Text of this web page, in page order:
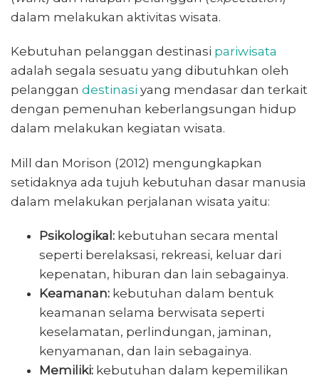
dalam melakukan aktivitas wisata.
Kebutuhan pelanggan destinasi pariwisata
adalah segala sesuatu yang dibutuhkan oleh
pelanggan destinasi yang mendasar dan terkait
dengan pemenuhan keberlangsungan hidup
dalam melakukan kegiatan wisata.
Mill dan Morison (2012) mengungkapkan
setidaknya ada tujuh kebutuhan dasar manusia
dalam melakukan perjalanan wisata yaitu:
Psikologikal: kebutuhan secara mental
seperti berelaksasi, rekreasi, keluar dari
kepenatan, hiburan dan lain sebagainya.
Keamanan: kebutuhan dalam bentuk
keamanan selama berwisata seperti
keselamatan, perlindungan, jaminan,
kenyamanan, dan lain sebagainya.
Memiliki: kebutuhan dalam kepemilikan